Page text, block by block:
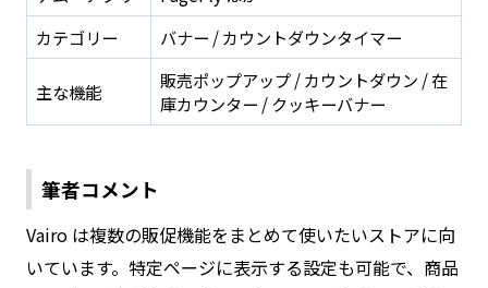
カテゴリー
バナー / カウントダウンタイマー
主な機能
販売ポップアップ / カウントダウン / 在
庫カウンター / クッキーバナー
筆者コメント
Vairo は複数の販促機能をまとめて使いたいストアに向
いています。特定ページに表示する設定も可能で、商品